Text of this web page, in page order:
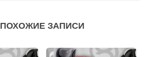
ПОХОЖИЕ ЗАПИСИ